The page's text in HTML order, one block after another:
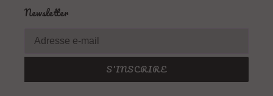
Newsletter
S'INSCRIRE